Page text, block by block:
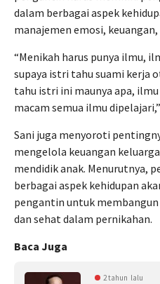
dalam berbagai aspek
manajemen emosi,
“Menikah harus punya ilmu,
supaya istri tahu suami kerja
tahu istri ini maunya apa,
macam semua ilmu
Sani juga menyoroti
mengelola keuangan
mendidik anak. Menurutnya,
berbagai aspek kehidupan
pengantin untuk
dan sehat dalam pernikahan.
Baca Juga
2 tahun lalu